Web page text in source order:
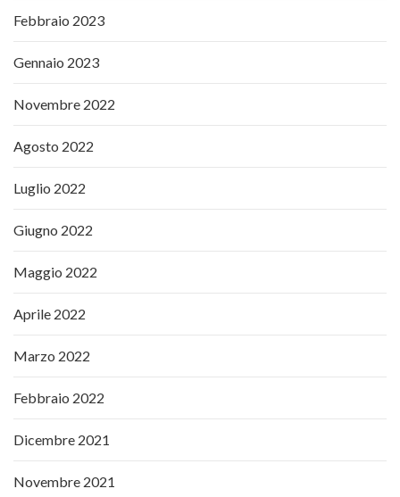
Febbraio 2023
Gennaio 2023
Novembre 2022
Agosto 2022
Luglio 2022
Giugno 2022
Maggio 2022
Aprile 2022
Marzo 2022
Febbraio 2022
Dicembre 2021
Novembre 2021